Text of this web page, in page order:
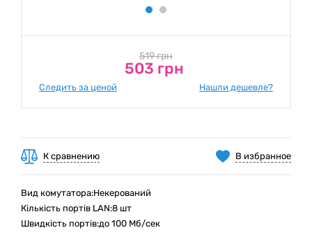
519 грн
503 грн
Следить за ценой Нашли дешевле?
В избранное
К сравнению
Вид комутатора:Некерований
Кількість портів LAN:8 шт
Швидкість портів:до 100 Мб/сек